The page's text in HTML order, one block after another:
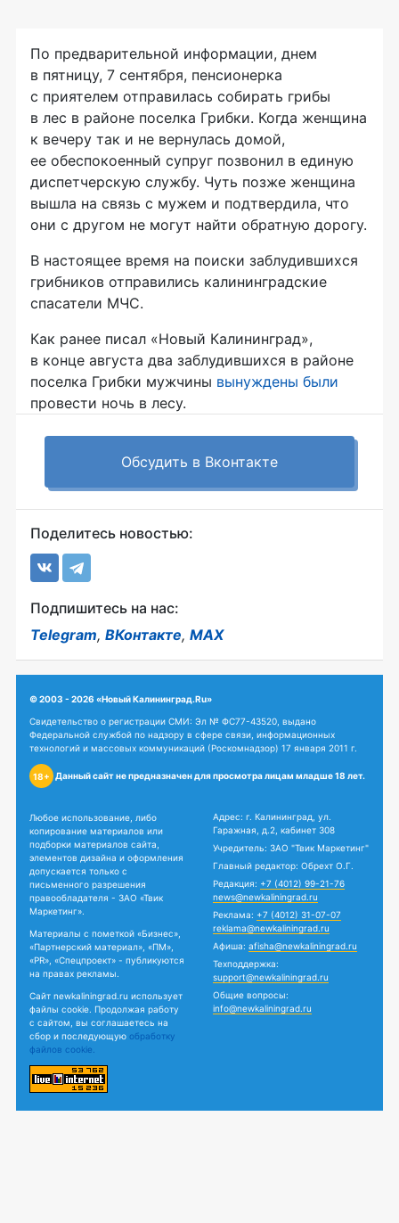
По предварительной информации, днем
в пятницу, 7 сентября, пенсионерка
с приятелем отправилась собирать грибы
в лес в районе поселка Грибки. Когда женщина
к вечеру так и не вернулась домой,
ее обеспокоенный супруг позвонил в единую
диспетчерскую службу. Чуть позже женщина
вышла на связь с мужем и подтвердила, что
они с другом не могут найти обратную дорогу.
В настоящее время на поиски заблудившихся
грибников отправились калининградские
спасатели МЧС.
Как ранее писал «Новый Калининград»,
в конце августа два заблудившихся в районе
поселка Грибки мужчины вынуждены были
провести ночь в лесу.
Обсудить в Вконтакте
Поделитесь новостью:
Подпишитесь на нас:
Telegram, ВКонтакте, MAX
© 2003 - 2026 «Новый Калининград.Ru»
Свидетельство о регистрации СМИ: Эл № ФС77-43520, выдано
Федеральной службой по надзору в сфере связи, информационных
технологий и массовых коммуникаций (Роскомнадзор) 17 января 2011 г.
18+ Данный сайт не предназначен для просмотра лицам младше 18 лет.
Любое использование, либо
копирование материалов или
подборки материалов сайта,
элементов дизайна и оформления
допускается только с
письменного разрешения
правообладателя - ЗАО «Твик
Маркетинг».
Материалы с пометкой «Бизнес»,
«Партнерский материал», «ПМ»,
«PR», «Спецпроект» - публикуются
на правах рекламы.
Сайт newkaliningrad.ru использует
файлы cookie. Продолжая работу
с сайтом, вы соглашаетесь на
сбор и последующую обработку
файлов cookie.
Адрес: г. Калининград, ул.
Гаражная, д.2, кабинет 308
Учредитель: ЗАО "Твик Маркетинг"
Главный редактор: Обрехт О.Г.
Редакция: +7 (4012) 99-21-76
news@newkaliningrad.ru
Реклама: +7 (4012) 31-07-07
reklama@newkaliningrad.ru
Афиша: afisha@newkaliningrad.ru
Техподдержка:
support@newkaliningrad.ru
Общие вопросы:
info@newkaliningrad.ru